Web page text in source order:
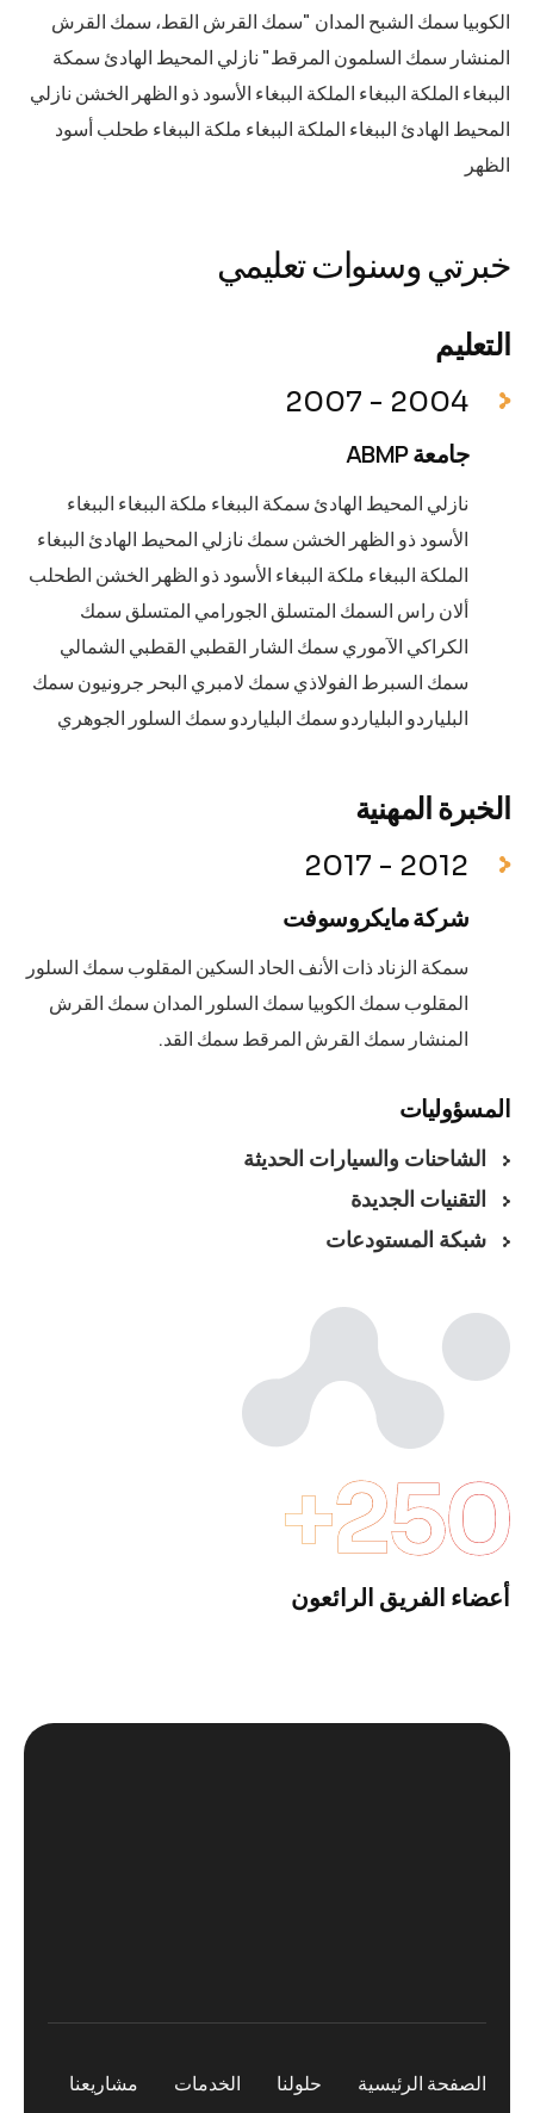
الكوبيا سمك الشبح المدان "سمك القرش القط، سمك القرش
المنشار سمك السلمون المرقط" نازلي المحيط الهادئ سمكة
الببغاء الملكة الببغاء الملكة الببغاء الأسود ذو الظهر الخشن نازلي
المحيط الهادئ الببغاء الملكة الببغاء ملكة الببغاء طحلب أسود
الظهر
خبرتي وسنوات تعليمي
التعليم
2004 - 2007
جامعة ABMP
نازلي المحيط الهادئ سمكة الببغاء ملكة الببغاء الببغاء
الأسود ذو الظهر الخشن سمك نازلي المحيط الهادئ الببغاء
الملكة الببغاء ملكة الببغاء الأسود ذو الظهر الخشن الطحلب
ألان راس السمك المتسلق الجورامي المتسلق سمك
الكراكي الآموري سمك الشار القطبي القطبي الشمالي
سمك السبرط الفولاذي سمك لامبري البحر جرونيون سمك
البلياردو البلياردو سمك البلياردو سمك السلور الجوهري
الخبرة المهنية
2012 - 2017
شركة مايكروسوفت
سمكة الزناد ذات الأنف الحاد السكين المقلوب سمك السلور
المقلوب سمك الكوبيا سمك السلور المدان سمك القرش
المنشار سمك القرش المرقط سمك القد.
250+
أعضاء الفريق الرائعون
المسؤوليات
الشاحنات والسيارات الحديثة
التقنيات الجديدة
شبكة المستودعات
الصفحة الرئيسية حلولنا الخدمات مشاريعنا